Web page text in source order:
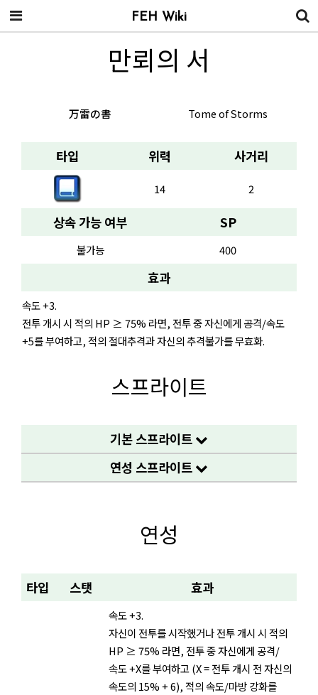
만뢰의 서
万雷の書 Tome of Storms
타입 위력 사거리
14 2
상속 가능 여부 SP
불가능 400
효과
속도 +3.
전투 개시 시 적의 HP ≥ 75% 라면, 전투 중 자신에게 공격/속도
+5를 부여하고, 적의 절대추격과 자신의 추격불가를 무효화.
스프라이트
기본 스프라이트
연성 스프라이트
연성
타입 스탯 효과
속도 +3.
자신이 전투를 시작했거나 전투 개시 시 적의
HP ≥ 75% 라면, 전투 중 자신에게 공격/
속도 +X를 부여하고 (X = 전투 개시 전 자신의
속도의 15% + 6), 적의 속도/마방 강화를
FEH Wiki